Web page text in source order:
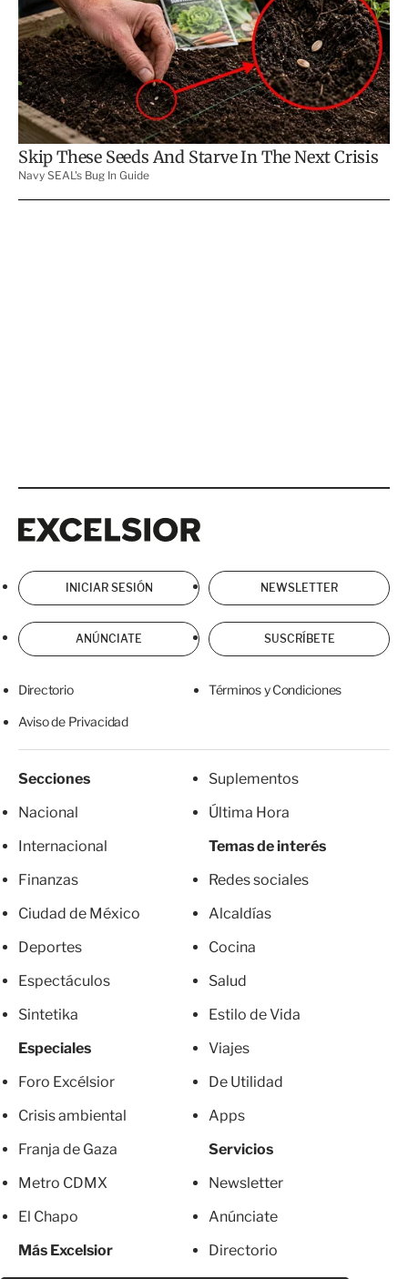
INICIAR SESIÓN NEWSLETTER
ANÚNCIATE SUSCRÍBETE
Directorio Términos y Condiciones
Aviso de Privacidad
Secciones
Nacional
Internacional
Finanzas
Ciudad de México
Deportes
Espectáculos
Sintetika
Especiales
Foro Excélsior
Crisis ambiental
Franja de Gaza
Metro CDMX
El Chapo
Más Excelsior
Suplementos
Última Hora
Temas de interés
Redes sociales
Alcaldías
Cocina
Salud
Estilo de Vida
Viajes
De Utilidad
Apps
Servicios
Newsletter
Anúnciate
Directorio